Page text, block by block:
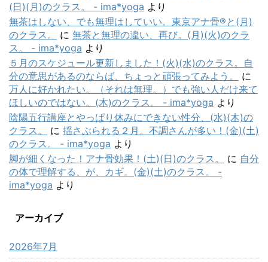
(日)(月)のクラス。 - ima*yoga より
無茶はしない、でも無理はしていい。東京アナ骨®と(月)
のクラス。
に 無茶と無理の違い、再び。(月)(火)のクラ
ス。 - ima*yoga より
５月のスケジュール更新しました！(火)(水)のクラス。自
分の意思があるのならば、ちょっと頑張ってみよう。
に
万人に好かれたい。（それは無理。）でも強い人だけ来て
ほしいのではない。(木)のクラス。 - ima*yoga より
陰陽五行講座とやっぱり休みにできない性分、(水)(木)の
クラス。
に 揺さぶられる２月。不調さんが多い！(金)(土)
のクラス。 - ima*yoga より
脚が細くなった！アナ骨効果！(土)(日)のクラス。
に 自分
の体で理解する、が、カギ。(金)(土)のクラス。 -
ima*yoga より
アーカイブ
2026年7月